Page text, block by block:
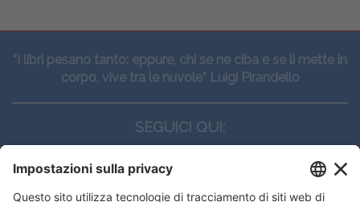
“I libri pesano tanto: eppure, chi se ne ciba e se li mette in
corpo, vive tra le nuvole” Luigi Pirandello
SEGUICI QUI: